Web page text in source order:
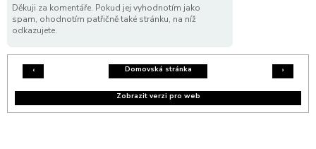
Děkuji za komentáře. Pokud jej vyhodnotím jako
spam, ohodnotím patřičně také stránku, na níž
odkazujete.
‹ ›
Domovská stránka
Zobrazit verzi pro web